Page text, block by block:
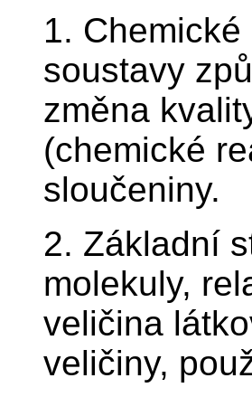
1.
soustavy
změna
(chemické
sloučeniny.
2. Základní
molekuly,
veličina
veličiny,